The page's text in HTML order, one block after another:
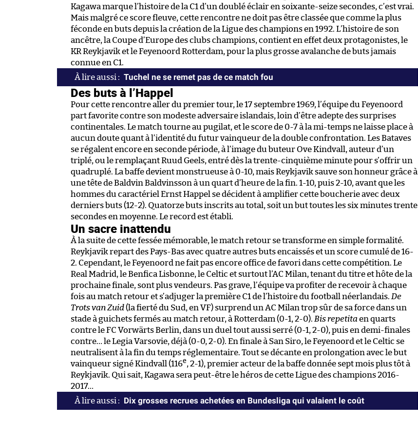
Kagawa marque l’histoire de la C1 d’un doublé éclair en soixante-seize secondes, c’est vrai.
Mais malgré ce score fleuve, cette rencontre ne doit pas être classée que comme la plus
féconde en buts depuis la création de la Ligue des champions en 1992. L’histoire de son
ancêtre, la Coupe d’Europe des clubs champions, contient en effet deux protagonistes, le
KR Reykjavik et le Feyenoord Rotterdam, pour la plus grosse avalanche de buts jamais
connue en C1.
Tuchel ne se remet pas de ce match fou
Des buts à l’Happel
Pour cette rencontre aller du premier tour, le 17 septembre 1969, l’équipe du Feyenoord
part favorite contre son modeste adversaire islandais, loin d’être adepte des surprises
continentales. Le match tourne au pugilat, et le score de 0-7 à la mi-temps ne laisse place à
aucun doute quant à l’identité du futur vainqueur de la double confrontation. Les Bataves
se régalent encore en seconde période, à l’image du buteur Ove Kindvall, auteur d’un
triplé, ou le remplaçant Ruud Geels, entré dès la trente-cinquième minute pour s’offrir un
quadruplé. La baffe devient monstrueuse à 0-10, mais Reykjavik sauve son honneur grâce à
une tête de Baldvin Baldvinsson à un quart d’heure de la fin. 1-10, puis 2-10, avant que les
hommes du caractériel Ernst Happel se décident à amplifier cette boucherie avec deux
derniers buts (12-2). Quatorze buts inscrits au total, soit un but toutes les six minutes trente
secondes en moyenne. Le record est établi.
Un sacre inattendu
À la suite de cette fessée mémorable, le match retour se transforme en simple formalité.
Reykjavik repart des Pays-Bas avec quatre autres buts encaissés et un score cumulé de 16-
2. Cependant, le Feyenoord ne fait pas encore office de favori dans cette compétition. Le
Real Madrid, le Benfica Lisbonne, le Celtic et surtout l’AC Milan, tenant du titre et hôte de la
prochaine finale, sont plus vendeurs. Pas grave, l’équipe va profiter de recevoir à chaque
fois au match retour et s’adjuger la première C1 de l’histoire du football néerlandais. De
Trots van Zuid(la fierté du Sud, en VF) surprend un AC Milan trop sûr de sa force dans un
stade à guichets fermés au match retour, à Rotterdam (0-1, 2-0). Bis repetita en quarts
contre le FC Vorwärts Berlin, dans un duel tout aussi serré (0-1, 2-0), puis en demi-finales
contre… le Legia Varsovie, déjà (0-0, 2-0). En finale à San Siro, le Feyenoord et le Celtic se
neutralisent à la fin du temps réglementaire. Tout se décante en prolongation avec le but
vainqueur signé Kindvall (116e, 2-1), premier acteur de la baffe donnée sept mois plus tôt à
Reykjavik. Qui sait, Kagawa sera peut-être le héros de cette Ligue des champions 2016-
2017…
Dix grosses recrues achetées en Bundesliga qui valaient le coût